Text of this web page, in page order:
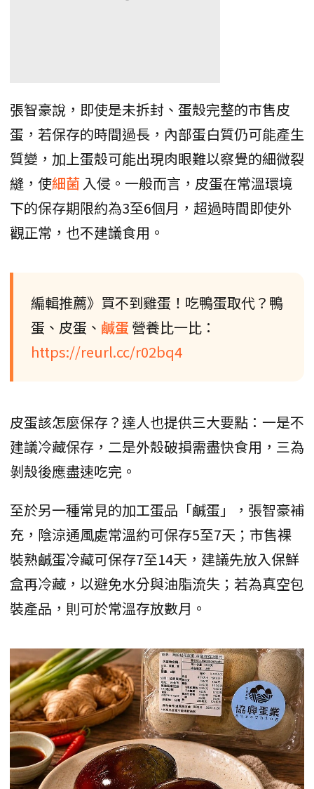
張智豪說，即使是未拆封、蛋殼完整的市售皮
蛋，若保存的時間過長，內部蛋白質仍可能產生
質變，加上蛋殼可能出現肉眼難以察覺的細微裂
縫，使細菌入侵。一般而言，皮蛋在常溫環境
下的保存期限約為3至6個月，超過時間即使外
觀正常，也不建議食用。
編輯推薦》買不到雞蛋！吃鴨蛋取代？鴨
蛋、皮蛋、 鹹蛋 營養比一比：
https://reurl.cc/r02bq4
皮蛋該怎麼保存？達人也提供三大要點：一是不
建議冷藏保存，二是外殼破損需盡快食用，三為
剝殼後應盡速吃完。
至於另一種常見的加工蛋品「鹹蛋」，張智豪補
充，陰涼通風處常溫約可保存5至7天；市售裸
裝熟鹹蛋冷藏可保存7至14天，建議先放入保鮮
盒再冷藏，以避免水分與油脂流失；若為真空包
裝產品，則可於常溫存放數月。